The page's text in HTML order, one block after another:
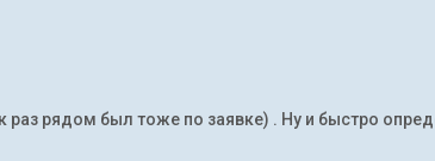
рядом был тоже по заявке) . Ну и быстро